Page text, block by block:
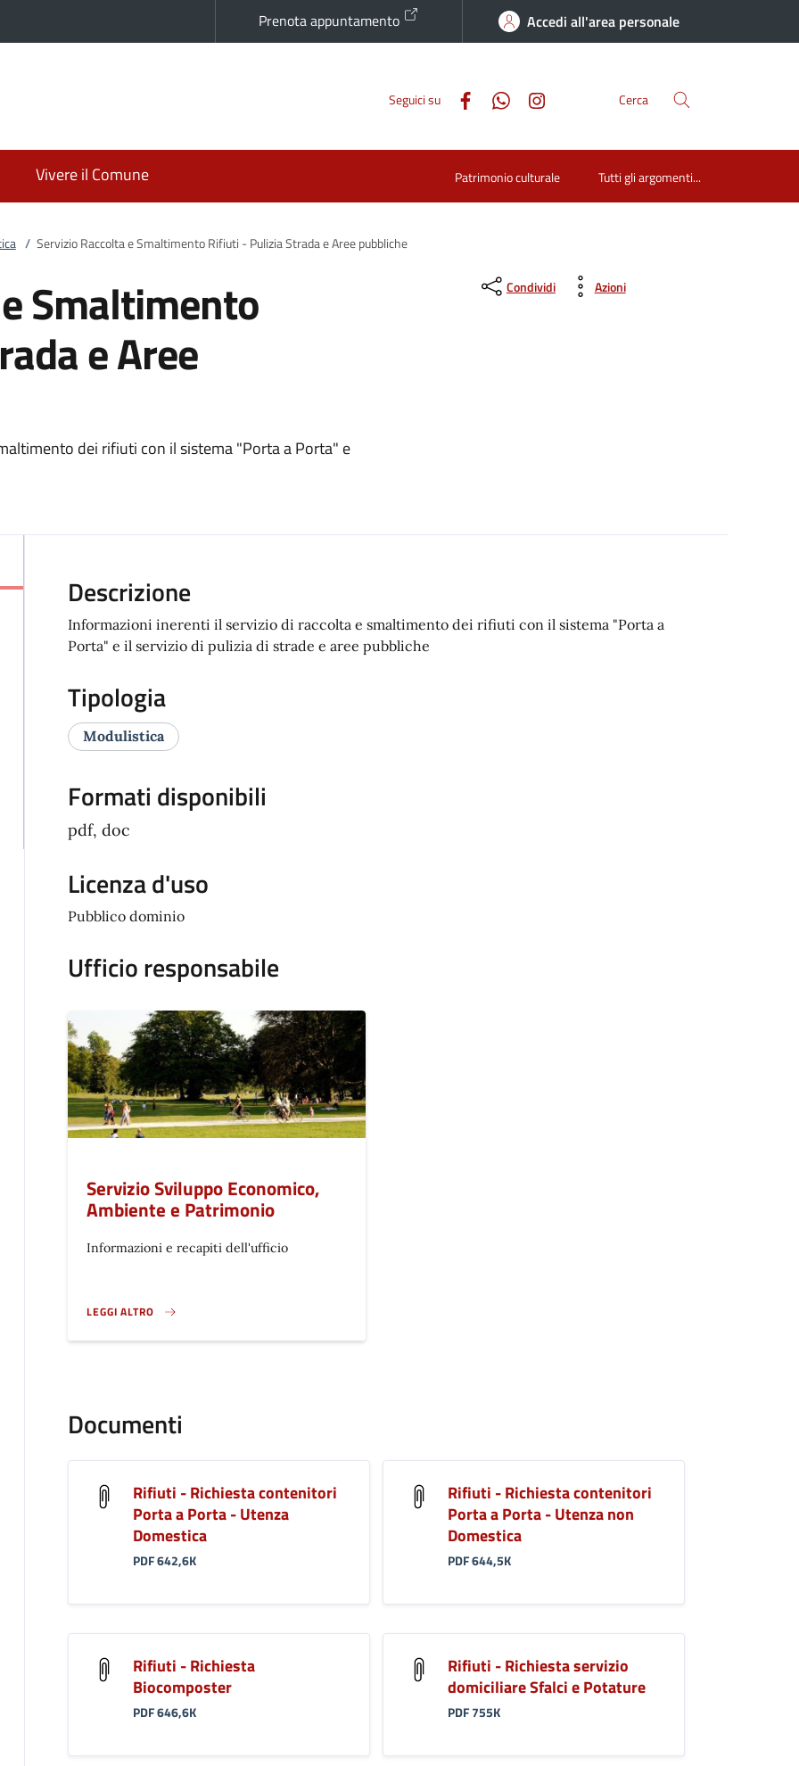
Prenota appuntamento Accedi all'area personale
Seguici su Cerca
Vivere il Comune Patrimonio culturale Tutti gli argomenti...
/ Servizio Raccolta e Smaltimento Rifiuti - Pulizia Strada e Aree pubbliche
Smaltimento
e Aree
dei rifiuti con il sistema "Porta a Porta" e
Condividi Azioni
Descrizione
Informazioni inerenti il servizio di raccolta e smaltimento dei rifiuti con il sistema "Porta a
Porta" e il servizio di pulizia di strade e aree pubbliche
Tipologia
Modulistica
Formati disponibili
pdf, doc
Licenza d'uso
Pubblico dominio
Ufficio responsabile
Servizio Sviluppo Economico,
Ambiente e Patrimonio
Informazioni e recapiti dell'ufficio
LEGGI ALTRO
}
Documenti
Rifiuti - Richiesta contenitori
Porta a Porta - Utenza
Domestica
PDF 642,6K
Rifiuti - Richiesta contenitori
Porta a Porta - Utenza non
Domestica
PDF 644,5K
Rifiuti - Richiesta
Biocomposter
PDF 646,6K
Rifiuti - Richiesta servizio
domiciliare Sfalci e Potature
PDF 755K